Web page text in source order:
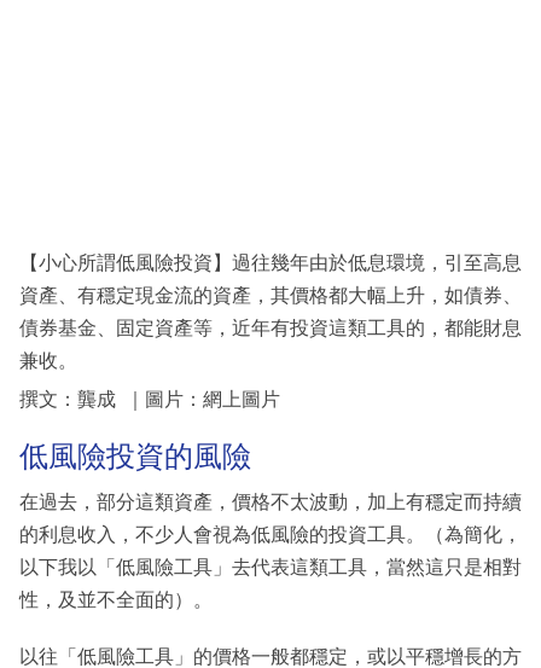
區
【小心所謂低風險投資】過往幾年由於低息環境，引至高息
資產、有穩定現金流的資產，其價格都大幅上升，如債券、
債券基金、固定資產等，近年有投資這類工具的，都能財息
兼收。
撰文：龔成 ｜圖片：網上圖片
低風險投資的風險
在過去，部分這類資產，價格不太波動，加上有穩定而持續
的利息收入，不少人會視為低風險的投資工具。（為簡化，
以下我以「低風險工具」去代表這類工具，當然這只是相對
性，及並不全面的）。
以往「低風險工具」的價格一般都穩定，或以平穩增長的方